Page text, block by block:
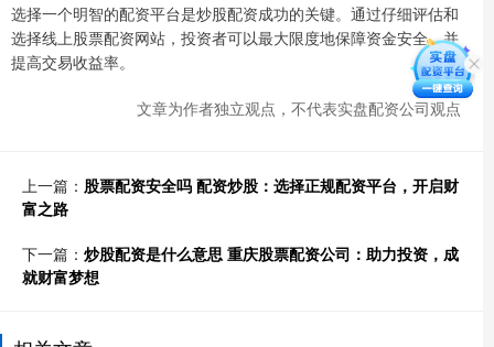
选择一个明智的配资平台是炒股配资成功的关键。通过仔细评估和
选择线上股票配资网站，投资者可以最大限度地保障资金安全，并
提高交易收益率。
文章为作者独立观点，不代表实盘配资公司观点
上一篇： 股票配资安全吗 配资炒股：选择正规配资平台，开启财
富之路
下一篇： 炒股配资是什么意思 重庆股票配资公司：助力投资，成
就财富梦想